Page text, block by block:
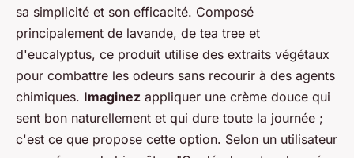
sa simplicité et son efficacité. Composé
principalement de lavande, de tea tree et
d'eucalyptus, ce produit utilise des extraits végétaux
pour combattre les odeurs sans recourir à des agents
chimiques. Imaginez appliquer une crème douce qui
sent bon naturellement et qui dure toute la journée ;
c'est ce que propose cette option. Selon un utilisateur